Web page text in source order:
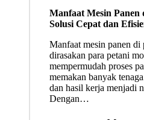
Manfaat Mesin Panen
Solusi Cepat dan
Manfaat mesin panen di
dirasakan para petani
mempermudah proses
memakan banyak
dan hasil kerja menjadi
Dengan…